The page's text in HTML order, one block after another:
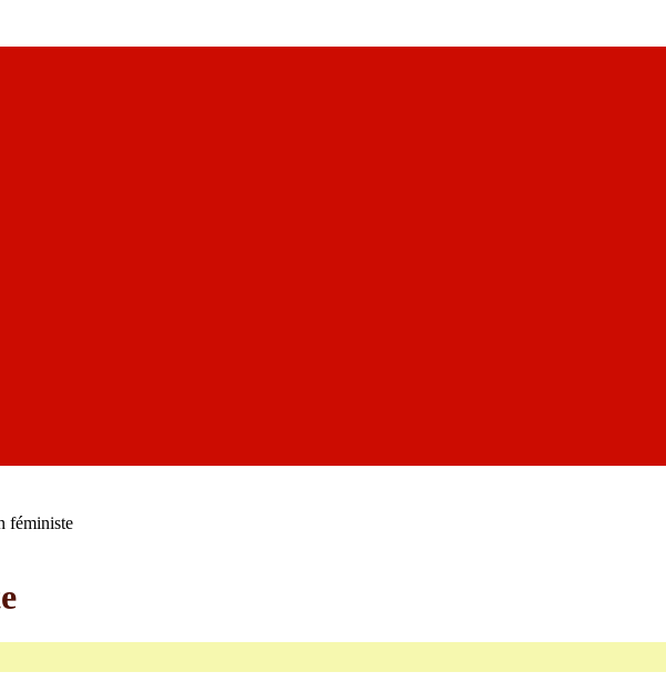
féministe